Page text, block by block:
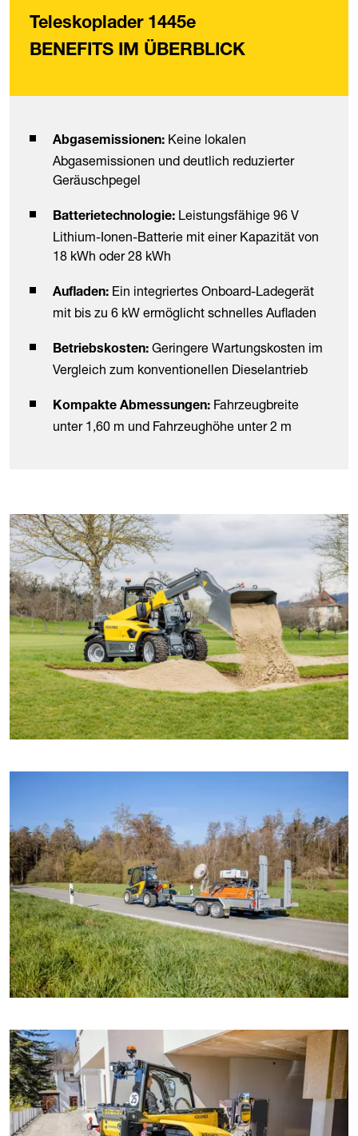
Teleskoplader 1445e
BENEFITS IM ÜBERBLICK
Abgasemissionen: Keine lokalen
Abgasemissionen und deutlich reduzierter
Geräuschpegel
Batterietechnologie: Leistungsfähige 96 V
Lithium-Ionen-Batterie mit einer Kapazität von
18 kWh oder 28 kWh
Aufladen: Ein integriertes Onboard-Ladegerät
mit bis zu 6 kW ermöglicht schnelles Aufladen
Betriebskosten: Geringere Wartungskosten im
Vergleich zum konventionellen Dieselantrieb
Kompakte Abmessungen: Fahrzeugbreite
unter 1,60 m und Fahrzeughöhe unter 2 m